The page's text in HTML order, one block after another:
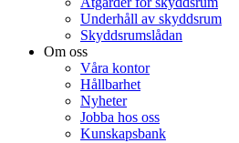
Underhåll av skyddsrum
Skyddsrumslådan
Om oss
Våra kontor
Hållbarhet
Nyheter
Jobba hos oss
Kunskapsbank